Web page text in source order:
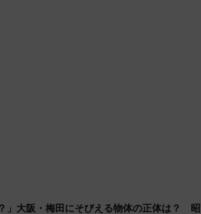
詐欺が多発している。「ｅお届け通知」に
ていないというが、不審なメッセージには
」大阪・梅田にそびえる物体の正体は？ 昭